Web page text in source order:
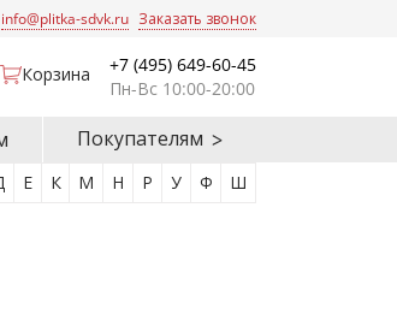
info@plitka-sdvk.ru Заказать звонок
Корзина
+7 (495) 649-60-45
Пн-Вс 10:00-20:00
Покупателям
Е К М Н Р У Ф Ш